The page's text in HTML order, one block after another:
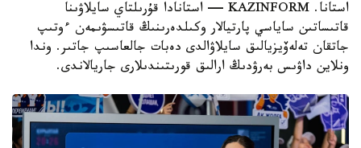
استانا. KAZINFORM — استانادا قۇرىلتاي سايلاۋىنا
قاتىساتىن ساياسي پارتيالار وكىلدەرىنىڭ قاتىسۋىمەن ءوتىپ
جاتقان تەلەۆيزيالىق سايلاۋالدى دەبات جالعاسىپ جاتىر. وندا
ونلاين داۋىس بەرۋدىڭ ارالىق قورىتىندىلارى جاريالاندى.